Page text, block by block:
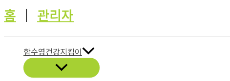
홈 │ 관리자
함수영건강지킴이